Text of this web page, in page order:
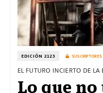
EDICIÓN 2123 SUSCRIPTORES
EL FUTURO INCIERTO DE LA
Lo que no